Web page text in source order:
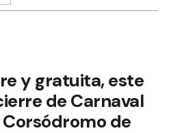
y gratuita, este
de Carnaval
de